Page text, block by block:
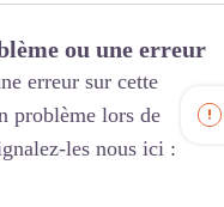
ou une erreur
erreur sur cette
problème lors de
les nous ici :